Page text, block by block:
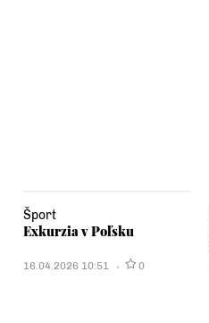
Šport
Exkurzia v Poľsku
16.04.2026 10:51 0